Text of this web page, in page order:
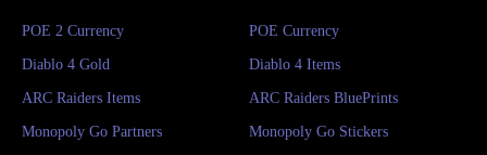
talloze uren duren, maar met professionele goudversterkende diensten
kun je jezelf de moeite besparen en je concentreren op de onderdelen
POE 2 Currency POE Currency
Diablo 4 Gold Diablo 4 Items
ARC Raiders Items ARC Raiders BluePrints
Monopoly Go Partners Monopoly Go Stickers